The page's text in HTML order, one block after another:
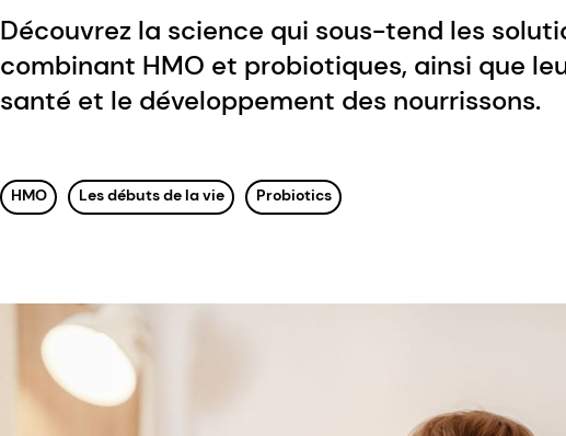
Découvrez la science qui sous-tend les
combinant HMO et probiotiques, ainsi que
santé et le développement des nourrissons.
HMO Les débuts de la vie Probiotics